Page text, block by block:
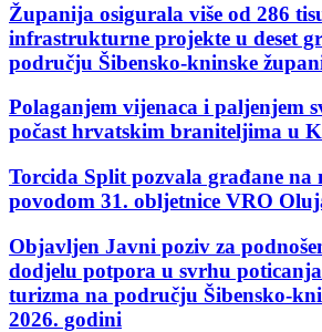
Županija osigurala više od 286
infrastrukturne projekte u deset
području Šibensko-kninske
Polaganjem vijenaca i paljenjem
počast hrvatskim braniteljima u
Torcida Split pozvala građane
povodom 31. obljetnice VRO
Objavljen Javni poziv za
dodjelu potpora u svrhu
turizma na području Šibensko-
2026. godini